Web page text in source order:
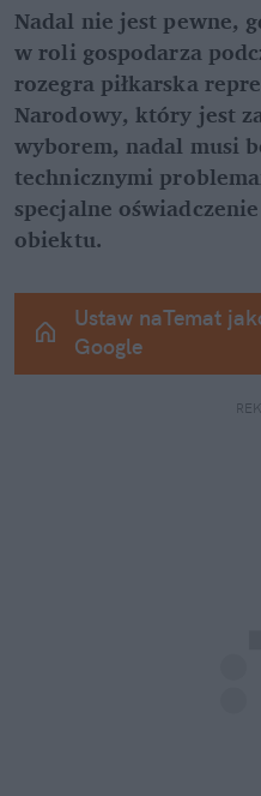
Nadal nie jest pewne,
w roli gospodarza
rozegra piłkarska
Narodowy, który jest
wyborem, nadal musi
technicznymi
specjalne
obiektu.
Ustaw naTemat
Google